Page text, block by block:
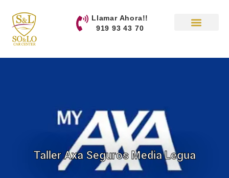
Llamar Ahora!!
919 93 43 70
Taller Axa Seguros Media Legua